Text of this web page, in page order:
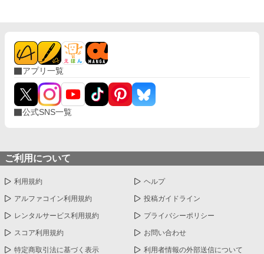
アプリ一覧
公式SNS一覧
ご利用について
利用規約 ヘルプ
アルファコイン利用規約 投稿ガイドライン
レンタルサービス利用規約 プライバシーポリシー
スコア利用規約 お問い合わせ
特定商取引法に基づく表示 利用者情報の外部送信について